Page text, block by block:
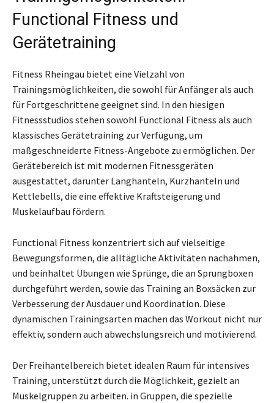
Functional Fitness und
Gerätetraining
Fitness Rheingau bietet eine Vielzahl von
Trainingsmöglichkeiten, die sowohl für Anfänger als auch
für Fortgeschrittene geeignet sind. In den hiesigen
Fitnessstudios stehen sowohl Functional Fitness als auch
klassisches Gerätetraining zur Verfügung, um
maßgeschneiderte Fitness-Angebote zu ermöglichen. Der
Gerätebereich ist mit modernen Fitnessgeräten
ausgestattet, darunter Langhanteln, Kurzhanteln und
Kettlebells, die eine effektive Kraftsteigerung und
Muskelaufbau fördern.
Functional Fitness konzentriert sich auf vielseitige
Bewegungsformen, die alltägliche Aktivitäten nachahmen,
und beinhaltet Übungen wie Sprünge, die an Sprungboxen
durchgeführt werden, sowie das Training an Boxsäcken zur
Verbesserung der Ausdauer und Koordination. Diese
dynamischen Trainingsarten machen das Workout nicht nur
effektiv, sondern auch abwechslungsreich und motivierend.
Der Freihantelbereich bietet idealen Raum für intensives
Training, unterstützt durch die Möglichkeit, gezielt an
Muskelgruppen zu arbeiten. in Gruppen, die spezielle